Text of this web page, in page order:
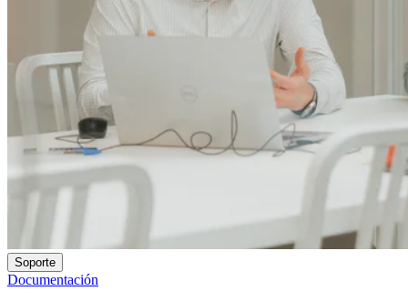
Soporte
Documentación